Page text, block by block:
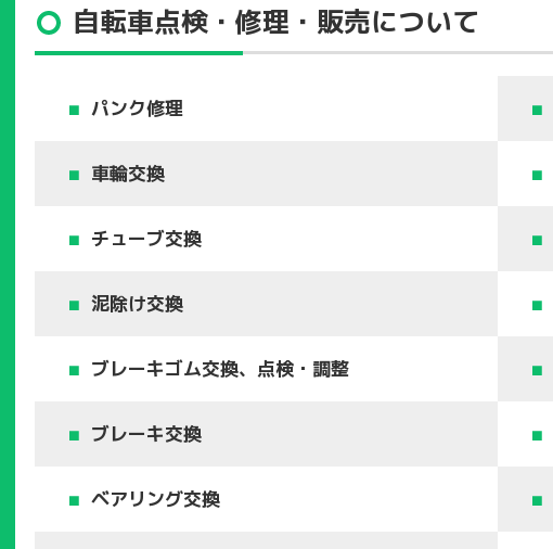
自転車点検・修理・販売について
パンク修理
車輪交換
チューブ交換
泥除け交換
ブレーキゴム交換、点検・調整
ブレーキ交換
ベアリング交換